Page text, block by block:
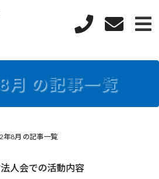
月 の記事一覧
年8月 の記事一覧